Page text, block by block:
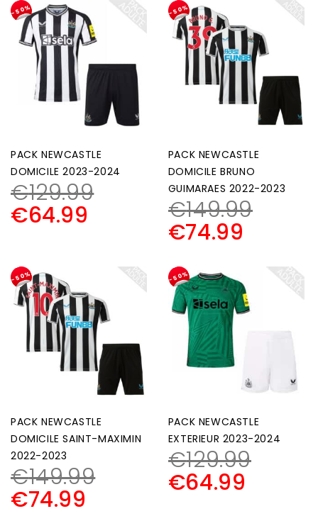
-50%
PACK NEWCASTLE
DOMICILE 2023-2024
€129.99
€64.99
-50%
PACK NEWCASTLE
DOMICILE BRUNO
GUIMARAES 2022-2023
€149.99
€74.99
-50%
PACK NEWCASTLE
DOMICILE SAINT-MAXIMIN
2022-2023
€149.99
€74.99
-50%
PACK NEWCASTLE
EXTERIEUR 2023-2024
€129.99
€64.99